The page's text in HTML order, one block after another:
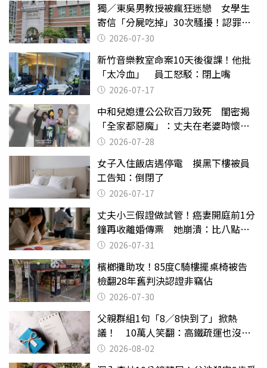
獨／東吳男教授被瘋狂迷戀 女學生
寄信「分屍吃掉」30次騷擾！認罪免
關 2026-07-30
新竹音樂教室命案10天後復課！他批
「太冷血」 員工怒駁：閉上嘴
2026-07-17
中和兒媳遭公公砍百刀致死 閨密揭
「全家都惡魔」：丈夫在老婆時懷孕
摔東西
2026-07-28
女子入住飯店遇停電 摸黑下樓被員
工告知：倒閉了
2026-07-17
丈夫小三假證做試管！癌妻開庭前1分
鐘再收離婚傳票 她崩潰：比八點檔
還扯2026-07-31
檳榔攤助攻！85度C騎樓擺桌椅被告
檢翻28年舊判決認證非竊佔
2026-07-30
父親群組1句「8／8快到了」掀熱
議！ 10萬人笑翻：高鐵疏運也沒列
父親節
2026-08-02